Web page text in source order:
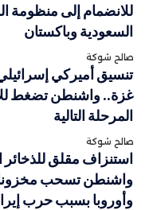
للانضمام إلى منظومة
السعودية وباكستان
صالح شوكة
تنسيق أميركي
غزة.. واشنطن تضغط
المرحلة التالية
صالح شوكة
استنزاف مقلق للذخائر
واشنطن تسحب
وأوروبا بسبب حرب